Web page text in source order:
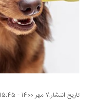
تاریخ انتشار:7 مهر 1400 - 15:45